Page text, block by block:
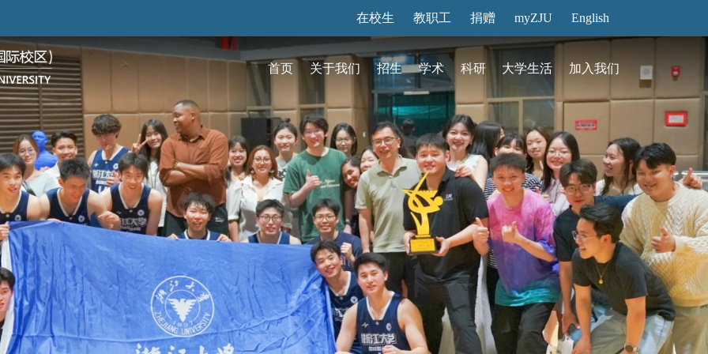
内
容
在校生 教职工 捐赠 myZJU English
首页 关于我们
关于我们
校区简介
使命愿景
校区领导
联系我们
云看校园
组织机构
校园地图
访客预约
展厅预约
招生
招生
本科生招生
通知动态
招生视频
研究生招生
通知动态
国际生招生
学术
学术
本科生课程
研究生课程
通识课程
学术日历
机构&活动
语言中心
图书馆
书院
科研
科研
科研概览
研究中心
研究平台
仪器共享平台
科研动态
技术转化
大学生活
大学生活
生活在国际校区
成长在国际校区
活力在国际校区
加入我们
加入我们
热招岗位 人物故事